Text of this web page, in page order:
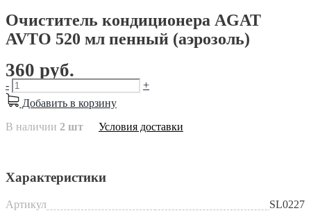
Очиститель кондиционера AGAT
AVTO 520 мл пенный (аэрозоль)
360 руб.
-
+
Добавить в корзину
В наличии 2 шт Условия доставки
Характеристики
Артикул
SL0227